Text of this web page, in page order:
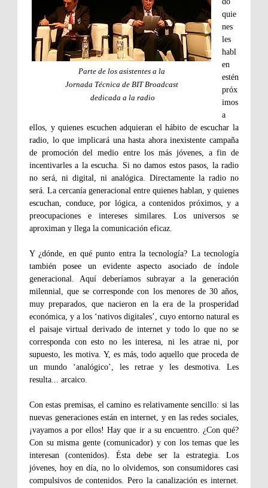
Parte de los asistentes a la
Jornada Técnica de BIT Broadcast
dedicada a la radio
quie
nes
les
habl
en
estén
próx
imos
a
ellos, y quienes escuchen adquieran el hábito de escuchar la
radio, lo que implicará una hasta ahora inexistente campaña
de promoción del medio entre los más jóvenes, a fin de
incentivarles a la escucha. Si no damos estos pasos, la radio
no será, ni digital, ni analógica. Directamente la radio no
será. La cercanía generacional entre quienes hablan, y quienes
escuchan, conduce, por lógica, a contenidos próximos, y a
preocupaciones e intereses similares. Los universos se
aproximan y llega la comunicación eficaz.
Y ¿dónde, en qué punto entra la tecnología? La tecnología
también posee un evidente aspecto asociado de índole
generacional. Aquí deberíamos subrayar a la generación
milennial, que se corresponde con los menores de 30 años,
muy preparados, que nacieron en la era de la prosperidad
económica, y a los ‘nativos digitales’, cuyo entorno natural es
el paisaje virtual derivado de internet y todo lo que no se
corresponda con esto no les interesa, ni les atrae ni, por
supuesto, les motiva. Y, es más, todo aquello que proceda de
un mundo ‘analógico’, les retrae y les desmotiva. Les
resulta... arcaico.
Con estas premisas, el camino es relativamente sencillo: si las
nuevas generaciones están en internet, y en las redes sociales,
¡vayamos a por ellos! Hay que ir a su encuentro. ¿Con qué?
Con su misma gente (comunicador) y con los temas que les
interesan (contenidos). Ésta debe ser la estrategia. Los
jóvenes, hoy en día, no lo olvidemos, son consumidores casi
compulsivos de contenidos. Pero la canalización es internet.